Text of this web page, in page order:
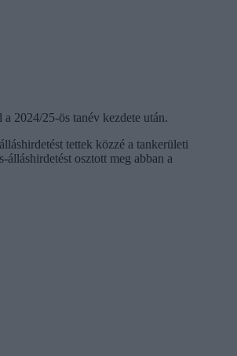
2024/25-ös tanév kezdete után.
tettek közzé a tankerületi
osztott meg abban a